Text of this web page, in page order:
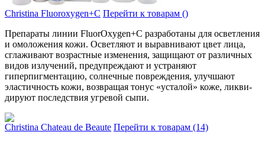
Christina Fluoroxygen+C Перейти к товарам ()
Препараты линии FluorOxygen+C разработаны для осветления
и омо­ложения кожи. Осве­тляют и выра­внивают цвет лица,
сглажива­ют возрастные изменения, защи­щают от различных
видов излу­чений, предупреждают и устра­няют
гиперпигментацию, солнечные повреждения, улу­чшают
эластичность кожи, возвра­щая тонус «усталой» коже, ликви­
дируют последствия угревой сыпи.
Christina Chateau de Beaute Перейти к товарам (14)